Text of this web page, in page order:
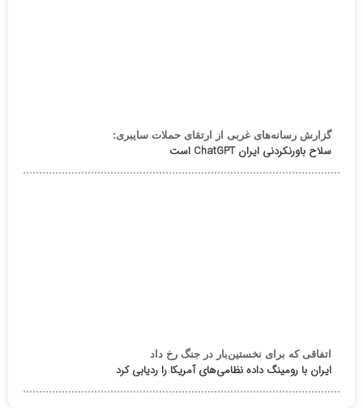
گزارش رسانه‌های غربی از ارتقای حملات سایبری:
سلاح باورنکردنی ایران ChatGPT است
اتفاقی که برای نخستین‌بار در جنگ رخ داد
ایران با رومینگ داده نظامی‌های آمریکا را ردیابی کرد